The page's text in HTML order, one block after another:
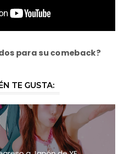
para su comeback?
TE GUSTA: